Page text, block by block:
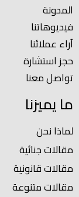
المدونة
فيديوهاتنا
آراء عملائنا
حجز استشارة
تواصل معنا
ما يميزنا
لماذا نحن
مقالات جنائية
مقالات قانونية
مقالات متنوعة